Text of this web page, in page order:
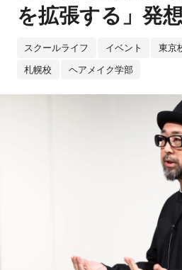
を拡張する」発
スクールライフ イベント 東京
札幌校 ヘアメイク学部